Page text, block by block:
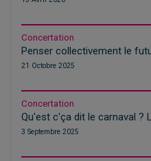
Concertation
Penser collectivement le
21 Octobre 2025
Concertation
Qu'est c'ça dit le carnaval ?
3 Septembre 2025